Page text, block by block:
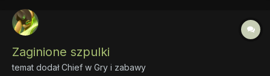
Zaginione szpulki
temat dodałChief w Gry i zabawy